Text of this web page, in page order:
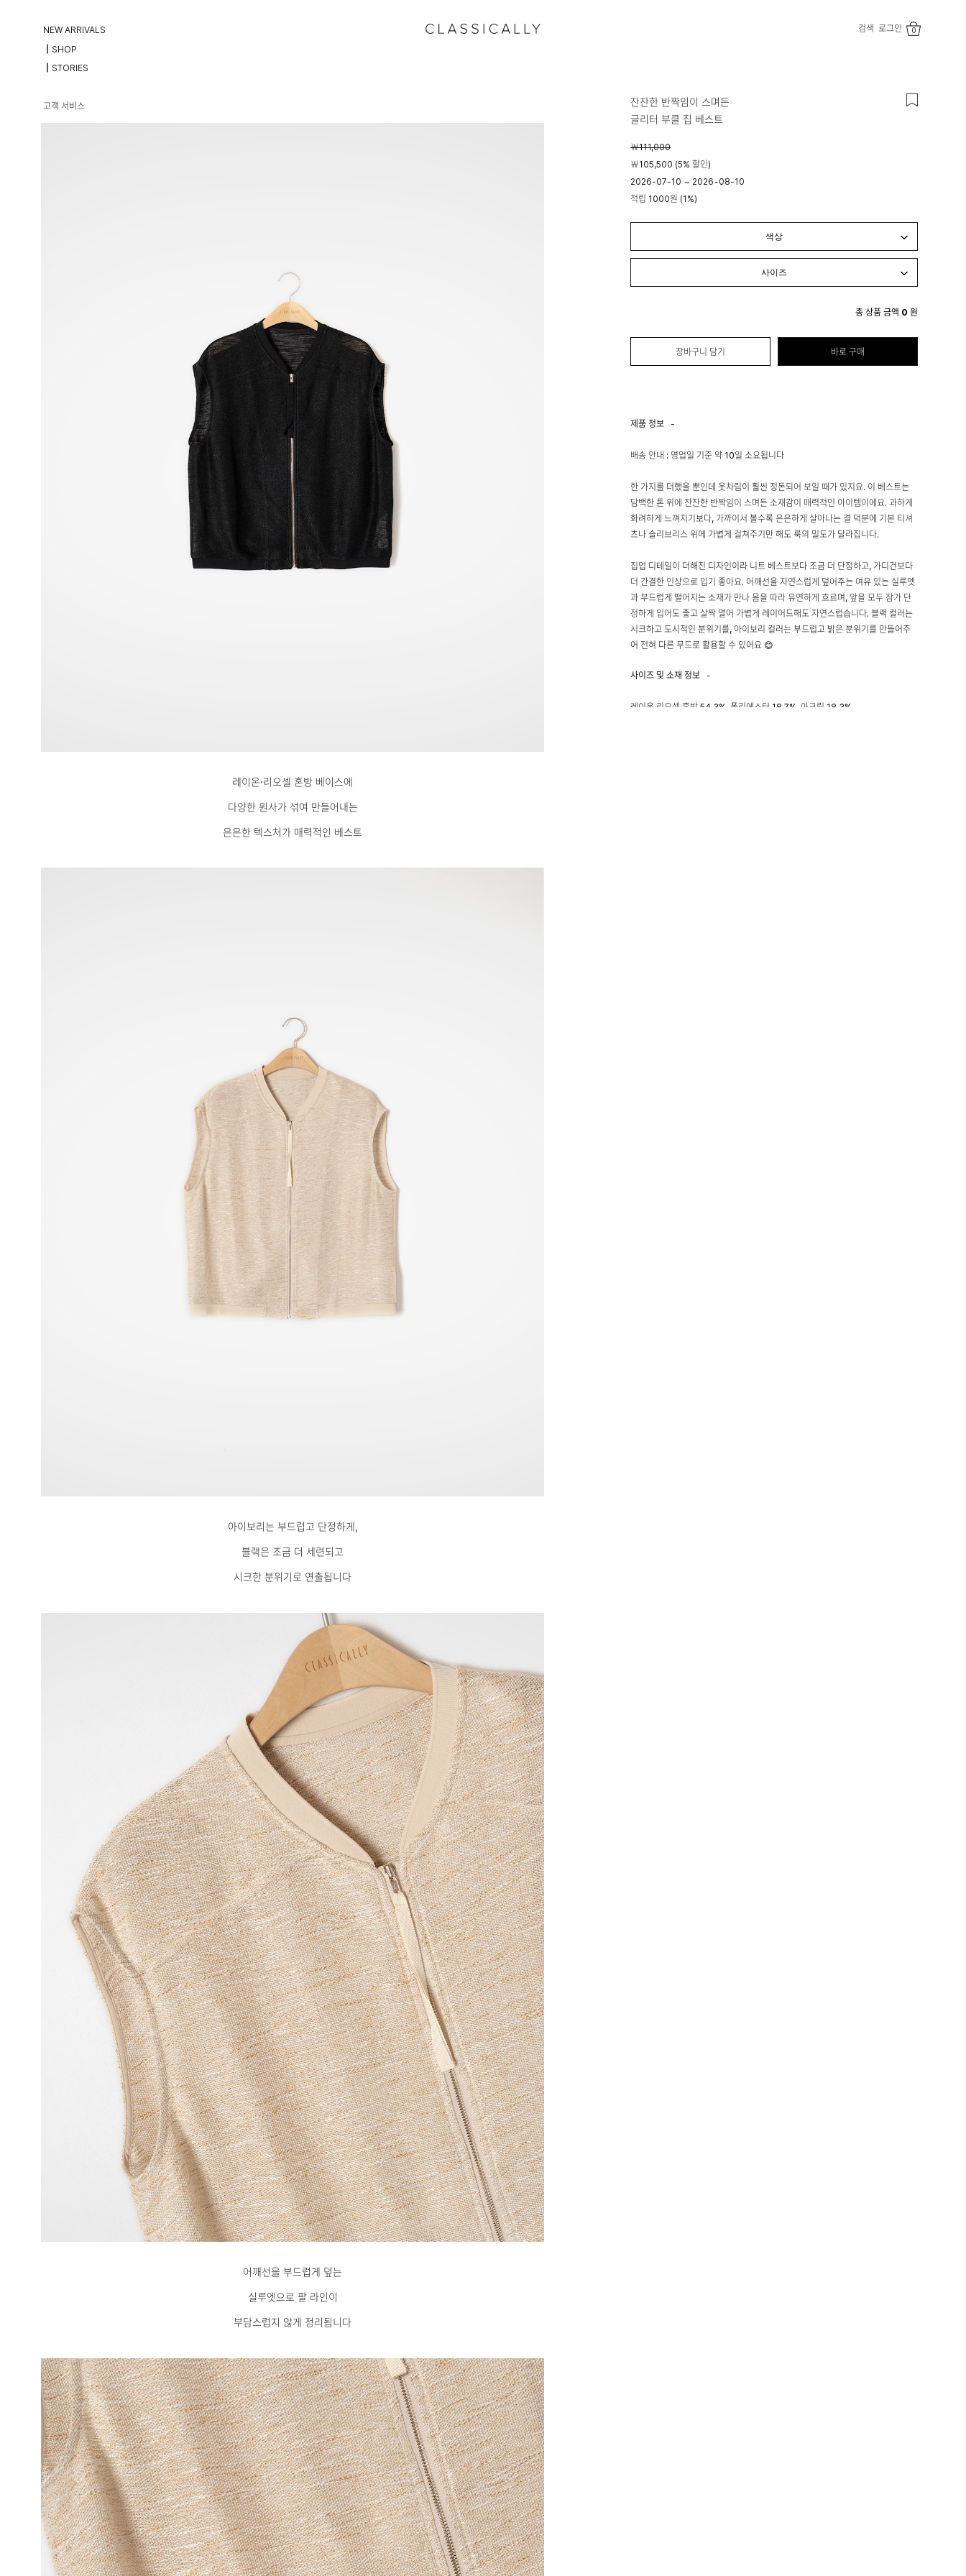
검색 로그인 0
NEW ARRIVALS
┃SHOP
┃STORIES
고객 서비스
잔잔한 반짝임이 스며든
글리터 부클 집 베스트
￦111,000
￦105,500 (5% 할인)
2026-07-10
04시 00분
~2026-08-10
23시 59분
적립 1000원 (1%)
총 상품 금액 0 원
장바구니 담기 바로 구매
제품 정보 -
배송 안내 : 영업일 기준 약 10일 소요됩니다
한 가지를 더했을 뿐인데 옷차림이 훨씬 정돈되어 보일 때가 있지요. 이 베스트는
담백한 톤 위에 잔잔한 반짝임이 스며든 소재감이 매력적인 아이템이에요. 과하게
화려하게 느껴지기보다, 가까이서 볼수록 은은하게 살아나는 결 덕분에 기본 티셔
츠나 슬리브리스 위에 가볍게 걸쳐주기만 해도 룩의 밀도가 달라집니다.
집업 디테일이 더해진 디자인이라 니트 베스트보다 조금 더 단정하고, 가디건보다
더 간결한 인상으로 입기 좋아요. 어깨선을 자연스럽게 덮어주는 여유 있는 실루엣
과 부드럽게 떨어지는 소재가 만나 몸을 따라 유연하게 흐르며, 앞을 모두 잠가 단
정하게 입어도 좋고 살짝 열어 가볍게 레이어드해도 자연스럽습니다. 블랙 컬러는
시크하고 도시적인 분위기를, 아이보리 컬러는 부드럽고 밝은 분위기를 만들어주
어 전혀 다른 무드로 활용할 수 있어요 😊
사이즈 및 소재 정보 -
레이온·리오셀 혼방 54.3%, 폴리에스터 18.7%, 아크릴 18.3%,
레이온·리오셀 혼방 베이스에
다양한 원사가 섞여 만들어내는
은은한 텍스처가 매력적인 베스트
아이보리는 부드럽고 단정하게,
블랙은 조금 더 세련되고
시크한 분위기로 연출됩니다
어깨선을 부드럽게 덮는
실루엣으로 팔 라인이
부담스럽지 않게 정리됩니다